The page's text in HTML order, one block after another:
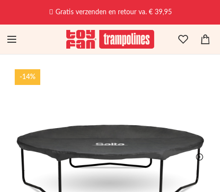
Gratis verzenden en retour va. € 39,95
-14%